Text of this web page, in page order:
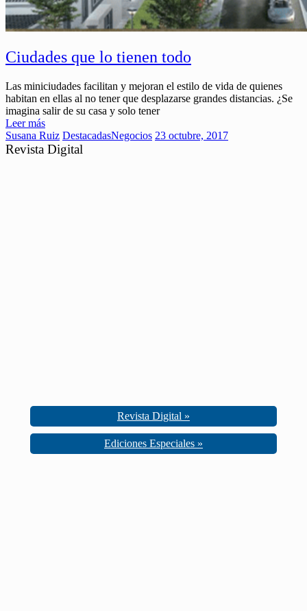
Ciudades que lo tienen todo
Las miniciudades facilitan y mejoran el estilo de vida de quienes
habitan en ellas al no tener que desplazarse grandes distancias. ¿Se
imagina salir de su casa y solo tener
Leer más
Susana Ruiz DestacadasNegocios 23 octubre, 2017
Revista Digital
Revista Digital »
Ediciones Especiales »